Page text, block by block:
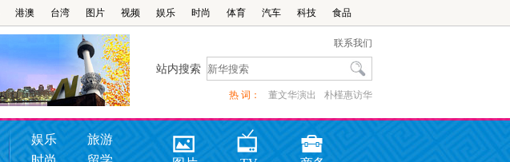
港澳 台湾 图片 视频 娱乐 时尚 体育 汽车 科技 食品
联系我们
站内搜索
热 词： 朴槿惠访华
董文华演出
娱乐
旅游